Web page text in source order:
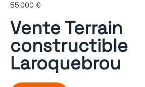
55 000 €
Vente Terrain
constructible
Laroquebrou